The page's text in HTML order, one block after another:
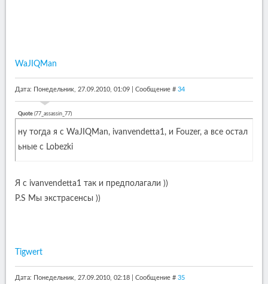
WaJIQMan
Дата: Понедельник, 27.09.2010, 01:09 | Сообщение # 34
Quote (77_assassin_77)
ну тогда я с WaJIQMan, ivanvendetta1, и Fouzer, а все остал
ьные с Lobezki
Я с ivanvendetta1 так и предполагали ))
P.S Мы экстрасенсы ))
Tigwert
Дата: Понедельник, 27.09.2010, 02:18 | Сообщение # 35